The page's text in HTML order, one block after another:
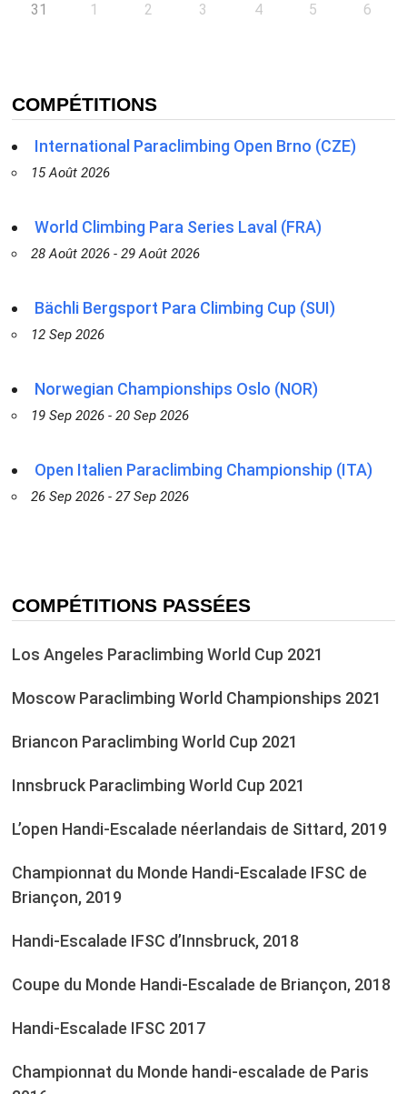
31 1 2 3 4 5 6
COMPÉTITIONS
International Paraclimbing Open Brno (CZE)
15 Août 2026
World Climbing Para Series Laval (FRA)
28 Août 2026 - 29 Août 2026
Bächli Bergsport Para Climbing Cup (SUI)
12 Sep 2026
Norwegian Championships Oslo (NOR)
19 Sep 2026 - 20 Sep 2026
Open Italien Paraclimbing Championship (ITA)
26 Sep 2026 - 27 Sep 2026
COMPÉTITIONS PASSÉES
Los Angeles Paraclimbing World Cup 2021
Moscow Paraclimbing World Championships 2021
Briancon Paraclimbing World Cup 2021
Innsbruck Paraclimbing World Cup 2021
L’open Handi-Escalade néerlandais de Sittard, 2019
Championnat du Monde Handi-Escalade IFSC de
Briançon, 2019
Handi-Escalade IFSC d’Innsbruck, 2018
Coupe du Monde Handi-Escalade de Briançon, 2018
Handi-Escalade IFSC 2017
Championnat du Monde handi-escalade de Paris